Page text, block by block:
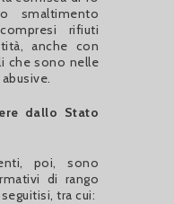
smaltimento
rifiuti
anche con
che sono nelle
dallo Stato
poi, sono
di rango
tra cui: